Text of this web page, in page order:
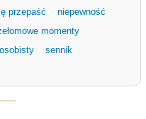
przepaść
niepewność
momenty
sennik